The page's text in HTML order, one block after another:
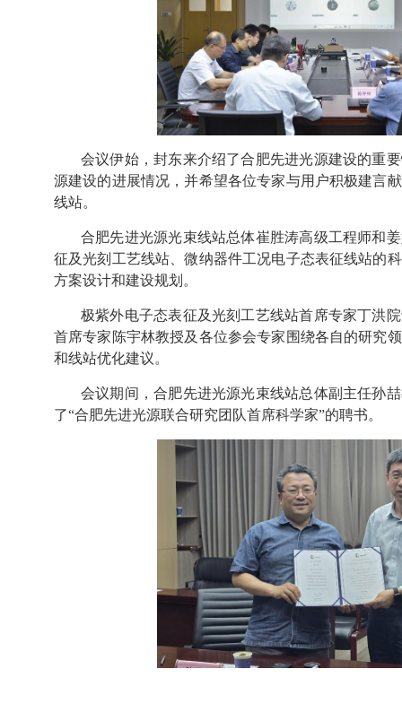
会议伊始，封东来介绍了合肥先进光源建设的重
源建设的进展情况，并希望各位专家与用户积极建言
线站。
合肥先进光源光束线站总体崔胜涛高级工程师和
征及光刻工艺线站、微纳器件工况电子态表征线站的
方案设计和建设规划。
极紫外电子态表征及光刻工艺线站首席专家丁洪
首席专家陈宇林教授及各位参会专家围绕各自的研究
和线站优化建议。
会议期间，合肥先进光源光束线站总体副主任孙
了“合肥先进光源联合研究团队首席科学家”的聘书。